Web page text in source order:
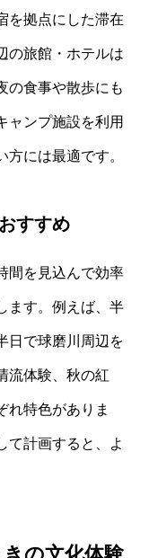
を拠点にした滞在
の旅館・ホテルは
の食事や散歩にも
ャンプ施設を利用
には最適です。
すすめ
間を見込んで効率
ます。例えば、半
日で球磨川周辺を
流体験、秋の紅
れ特色がありま
て計画すると、よ